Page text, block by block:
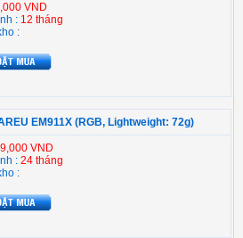
VND
: 12 tháng
:
EM911X (RGB, Lightweight: 72g)
VND
: 24 tháng
: